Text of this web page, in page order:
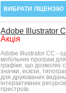
ВИБРАТИ ЛІЦЕНЗІЮ
Adobe Illustrator
Акція
Adobe Illustrator CC -
мобільних програм
графіки, що дозволяє
значки, ескізи,
для друкованих
інтерактивних
пристроїв.